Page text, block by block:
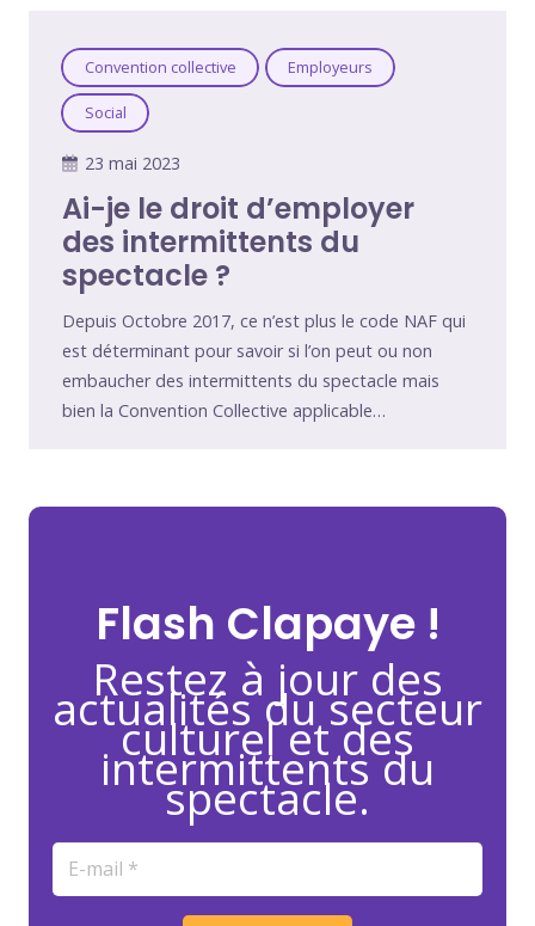
Convention collective Employeurs
Social
23 mai 2023
Ai-je le droit d’employer
des intermittents du
spectacle ?
Depuis Octobre 2017, ce n’est plus le code NAF qui
est déterminant pour savoir si l’on peut ou non
embaucher des intermittents du spectacle mais
bien la Convention Collective applicable…
Flash Clapaye !
Restez à jour des
actualités du secteur
culturel et des
intermittents du
spectacle.